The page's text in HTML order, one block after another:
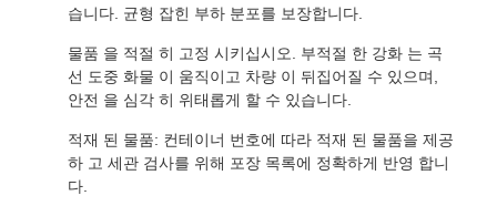
습니다. 균형 잡힌 부하 분포를 보장합니다.
물품 을 적절 히 고정 시키십시오. 부적절 한 강화 는 곡
선 도중 화물 이 움직이고 차량 이 뒤집어질 수 있으며,
안전 을 심각 히 위태롭게 할 수 있습니다.
적재 된 물품: 컨테이너 번호에 따라 적재 된 물품을 제공
하 고 세관 검사를 위해 포장 목록에 정확하게 반영 합니
다.